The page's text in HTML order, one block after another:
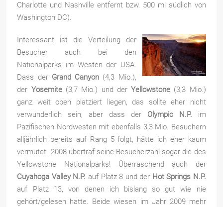
Charlotte und Nashville entfernt bzw. 500 mi südlich von
Washington DC).
Interessant ist die Verteilung der
Besucher auch bei den
Nationalparks im Westen der USA.
Dass der Grand Canyon (4,3 Mio.),
der Yosemite(3,7 Mio.) und derYellowstone (3,3 Mio.)
ganz weit oben platziert liegen, das sollte eher nicht
verwunderlich sein, aber dass der Olympic N.P. im
Pazifischen Nordwesten mit ebenfalls 3,3 Mio. Besuchern
alljährlich bereits auf Rang 5 folgt, hätte ich eher kaum
vermutet. 2008 übertraf seine Besucherzahl sogar die des
Yellowstone Nationalparks! Überraschend auch der
Cuyahoga Valley N.P. auf Platz 8 und der Hot Springs N.P.
auf Platz 13, von denen ich bislang so gut wie nie
gehört/gelesen hatte. Beide wiesen im Jahr 2009 mehr